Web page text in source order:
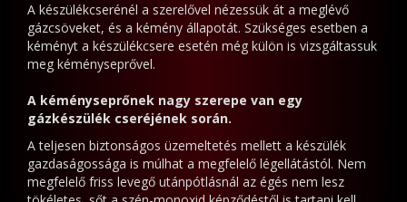
A készülékcserénél a szerelővel nézessük át a meglévő
gázcsöveket, és a kémény állapotát. Szükséges esetben a
kéményt a készülékcsere esetén még külön is vizsgáltassuk
meg kéményseprővel.
A kéményseprőnek nagy szerepe van egy
gázkészülék cseréjének során.
A teljesen biztonságos üzemeltetés mellett a készülék
gazdaságossága is múlhat a megfelelő légellátástól. Nem
megfelelő friss levegő utánpótlásnál az égés nem lesz